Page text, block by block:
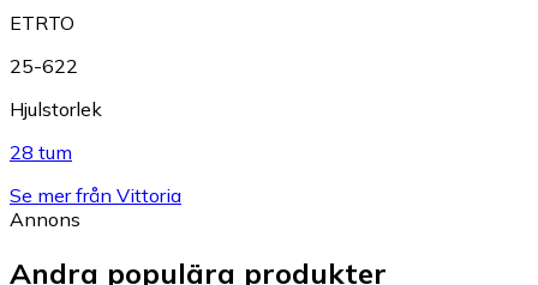
ETRTO
25-622
Hjulstorlek
28 tum
Se mer från Vittoria
Annons
Andra populära produkter